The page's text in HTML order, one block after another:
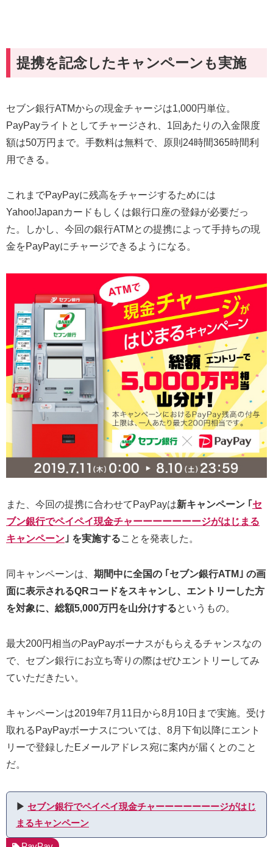
提携を記念したキャンペーンも実施
セブン銀行ATMからの現金チャージは1,000円単位。
PayPayライトとしてチャージされ、1回あたりの入金限度
額は50万円まで。手数料は無料で、原則24時間365時間利
用できる。
これまでPayPayに残高をチャージするためには
Yahoo!Japanカードもしくは銀行口座の登録が必要だっ
た。しかし、今回の銀行ATMとの提携によって手持ちの現
金をPayPayにチャージできるようになる。
また、今回の提携に合わせてPayPayは新キャンペーン ｢ セ
ブン銀行でペイペイ現金チャーーーーーーージがはじまる
キャンペーン ｣ を実施することを発表した。
同キャンペーンは、 期間中に全国の ｢セブン銀行ATM｣ の画
面に表示されるQRコードをスキャンし、エントリーした方
を対象に、総額5,000万円を山分けするというもの。
最大200円相当のPayPayボーナスがもらえるチャンスなの
で、セブン銀行にお立ち寄りの際はぜひエントリーしてみ
ていただきたい。
キャンペーンは2019年7月11日から8月10日まで実施。受け
取れるPayPayボーナスについては、8月下旬以降にエント
リーで登録したEメールアドレス宛に案内が届くとのこと
だ。
▶︎ セブン銀行でペイペイ現金チャーーーーーーージがはじ
まるキャンペーン